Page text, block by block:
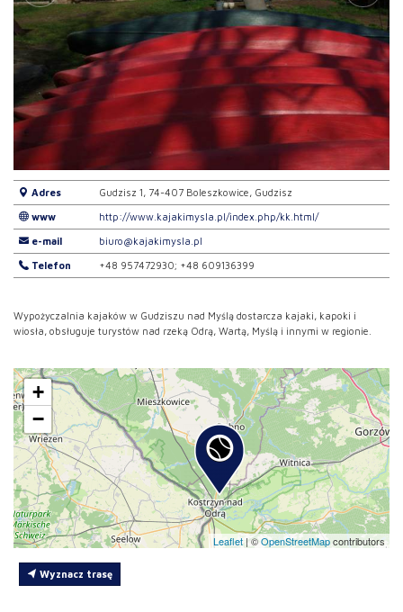
Adres Gudzisz 1, 74-407 Boleszkowice, Gudzisz
www http://www.kajakimysla.pl/index.php/kk.html/
e-mail biuro@kajakimysla.pl
Telefon +48 957472930; +48 609136399
Wypożyczalnia kajaków w Gudziszu nad Myślą dostarcza kajaki, kapoki i
wiosła, obsługuje turystów nad rzeką Odrą, Wartą, Myślą i innymi w regionie.
+
−
Leaflet |©OpenStreetMapcontributors
Wyznacz trasę